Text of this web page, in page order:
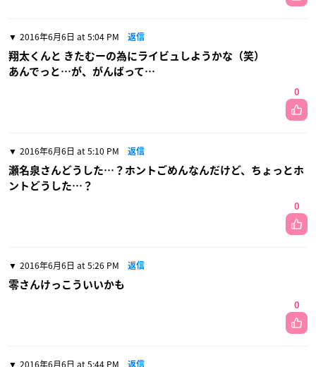
2016年6月6日 at 5:04 PM 返信
翔太くんと きたむーの為にライビュしようかな（笑）
あんでっと…が、がんばって…
0
2016年6月6日 at 5:10 PM 返信
瀬名泉さんどうした…？ホントごめんなんだけど、ちょっとホ
ントどうした…？
0
2016年6月6日 at 5:26 PM 返信
零さんけっこういいかも
0
2016年6月6日 at 5:44 PM 返信